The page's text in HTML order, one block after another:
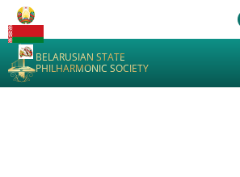
BELARUSIAN STATE
PHILHARMONIC SOCIETY